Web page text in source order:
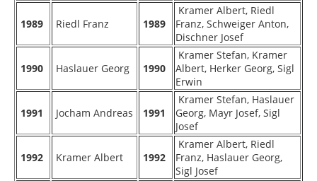
1989 Riedl Franz 1989
Kramer Albert, Riedl
Franz, Schweiger Anton,
Dischner Josef
1990 Haslauer Georg 1990
Kramer Stefan, Kramer
Albert, Herker Georg, Sigl
Erwin
1991 Jocham Andreas 1991
Kramer Stefan, Haslauer
Georg, Mayr Josef, Sigl
Josef
1992 Kramer Albert 1992
Kramer Albert, Riedl
Franz, Haslauer Georg,
Sigl Josef